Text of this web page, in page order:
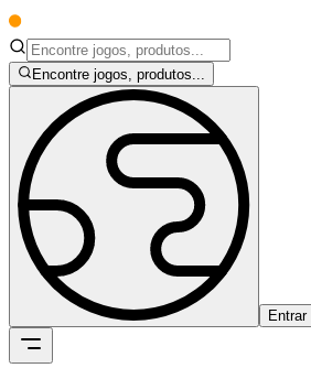
Encontre jogos, produtos...
Entrar